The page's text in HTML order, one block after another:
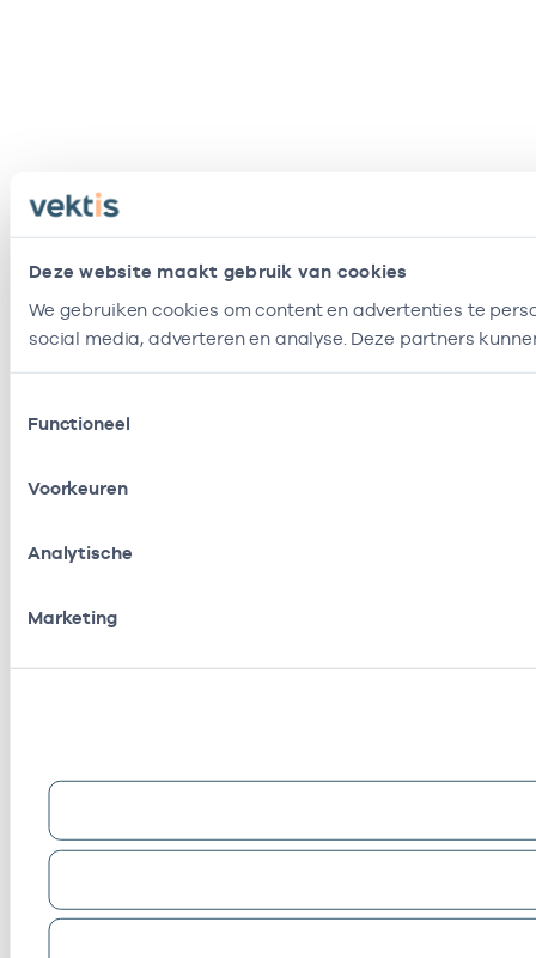
Deze website maakt gebruik van cookies
We gebruiken cookies om content en advertenties te
social media, adverteren en analyse. Deze partners
Functioneel
Voorkeuren
Analytische
Marketing